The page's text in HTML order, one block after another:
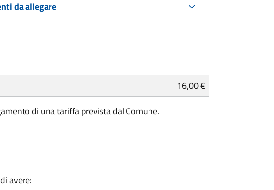
da allegare
16,00 €
di una tariffa prevista dal Comune.
avere: